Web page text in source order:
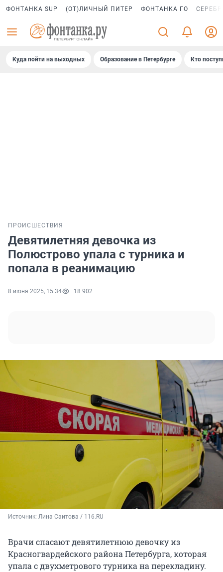
ФОНТАНКА SUP (ОТ)ЛИЧНЫЙ ПИТЕР ФОНТАНКА ГО
Куда пойти на выходных Образование в Петербурге Кто
ПРОИСШЕСТВИЯ
Девятилетняя девочка из
Полюстрово упала с турника и
попала в реанимацию
8 июня 2025, 15:34 18 902
Источник: Лина Саитова / 116.RU
Врачи спасают девятилетнюю девочку из
Красногвардейского района Петербурга, которая
упала с двухметрового турника на перекладину.